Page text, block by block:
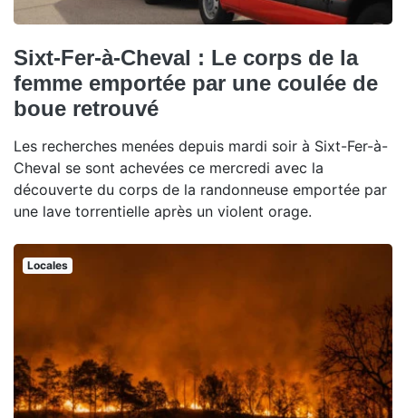
Sixt-Fer-à-Cheval : Le corps de la
femme emportée par une coulée de
boue retrouvé
Les recherches menées depuis mardi soir à Sixt-Fer-à-
Cheval se sont achevées ce mercredi avec la
découverte du corps de la randonneuse emportée par
une lave torrentielle après un violent orage.
Locales